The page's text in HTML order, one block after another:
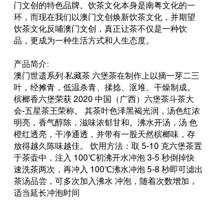
门文创的特色品牌。饮茶文化本身是南粤文化的一
环，而现在我们以澳门文创焕新饮茶文化，并期望
饮茶文化反哺澳门文创，真正让茶不仅是一种饮
品，更成为一种生活方式和人生态度。
产品简介:
澳门世遗系列·私藏茶 六堡茶在制作上以摘一芽二三
叶，经摊青，低温杀青、揉捻、沤堆、干燥制成。
槟榔香六堡荣获 2020 中国（广西）六堡茶斗茶大
会-五星茶王荣称。 其茶叶色泽黑褐光润，汤色红浓
明亮，香气醇陈，滋味浓郁甘和。沸水开汤，汤 色
橙红透亮，干净通透，并带有一股天然槟榔味，存
放得越久陈味越佳。 饮用方法：取 5-10 克六堡茶置
于茶壶中，注入 100℃初沸开水冲泡 3-5 秒倒掉快
速洗茶两次，再冲入 100℃沸水冲泡 5-8 秒即可滤出
茶汤品尝，可多次加入沸水 冲泡，随着次数增加，
适当延长冲泡时间